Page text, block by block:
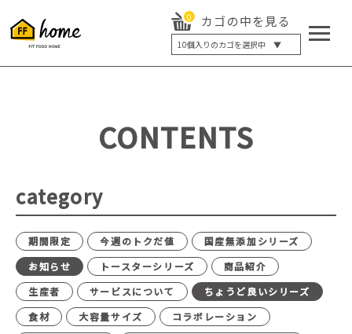
0 カゴの中を見る
10個入りのカゴを選択中 ▼
5個入り
20個入り
最大12%OFF
CONTENTS
category
期間限定 今週のトクだ値
国産無添加シリーズ
お知らせ
トースターシリーズ
商品紹介
生産者
サービスについて
ちょうど良いシリーズ
食材
大容量サイズ
コラボレーション